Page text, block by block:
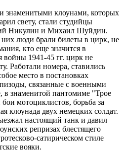
знаменитыми клоунами, которых
свету, стали студийцы
Никулин и Михаил Шуйдин.
них люди брали билеты в цирк, не
кто еще значится в
войны 1941-45 гг. цирк не
Работали номера, ставились
место в постановках
связанные с военными
в знаменитой пантомиме "Трое
мотоциклистов, борьба за
клоунада двух немецких солдат.
настоящий танк и давил
репризах блестящего
сатирическом стиле
вояки.